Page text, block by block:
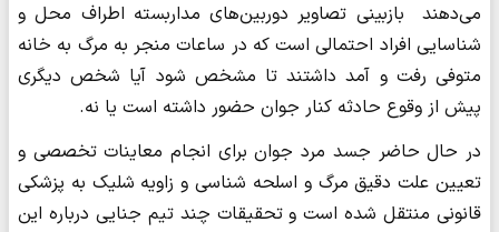
می‌دهند بازبینی تصاویر دوربین‌های مداربسته اطراف محل و
شناسایی افراد احتمالی است که در ساعات منجر به مرگ به خانه
متوفی رفت و آمد داشتند تا مشخص شود آیا شخص دیگری
پیش از وقوع حادثه کنار جوان حضور داشته است یا نه.
در حال حاضر جسد مرد جوان برای انجام معاینات تخصصی و
تعیین علت دقیق مرگ و اسلحه شناسی و زاویه شلیک به پزشکی
قانونی منتقل شده است و تحقیقات چند تیم جنایی درباره این